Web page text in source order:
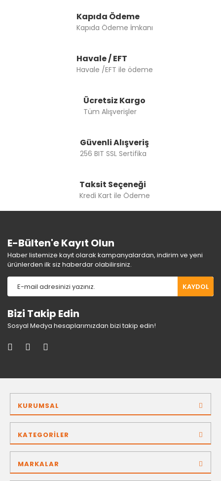
Ürün açıklamasında eksik bilgiler bulunuyor.
Ürün bilgilerinde hatalar bulunuyor.
Bu ürüne benzer farklı alternatifler olmalı.
Kapıda Ödeme
Kapıda Ödeme İmkanı
Havale / EFT
Havale /EFT ile ödeme
Ücretsiz Kargo
Tüm Alışverişler
Güvenli Alışveriş
256 BIT SSL Sertifika
Taksit Seçeneği
Kredi Kart ile Ödeme
E-Bülten'e Kayıt Olun
Haber listemize kayıt olarak kampanyalardan, indirim ve yeni
ürünlerden ilk siz haberdar olabilirsiniz.
KAYDOL
Bizi Takip Edin
Sosyal Medya hesaplarımızdan bizi takip edin!
KURUMSAL
KATEGORİLER
MARKALAR